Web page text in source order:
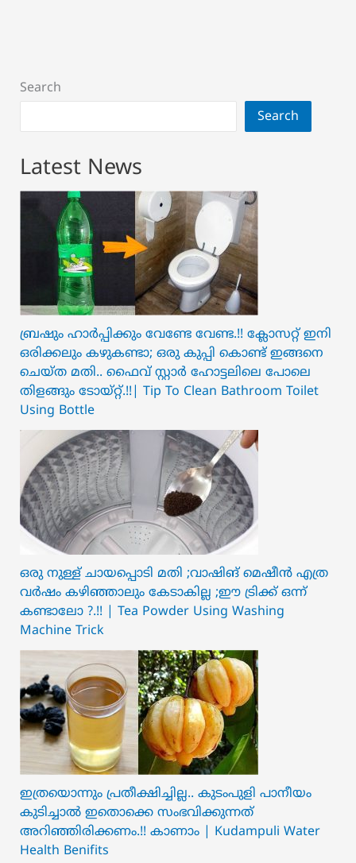
Search
Search
Latest News
ബ്രഷും ഹാർപ്പിക്കും വേണ്ടേ വേണ്ട.!! ക്ലോസറ്റ് ഇനി
ഒരിക്കലും കഴുകണ്ടാ; ഒരു കുപ്പി കൊണ്ട് ഇങ്ങനെ
ചെയ്ത മതി.. ഫൈവ് സ്റ്റാർ ഹോട്ടലിലെ പോലെ
തിളങ്ങും ടോയ്റ്റ്.!!| Tip To Clean Bathroom Toilet
Using Bottle
ഒരു നുള്ള് ചായപ്പൊടി മതി ;വാഷിങ് മെഷീൻ എത്ര
വർഷം കഴിഞ്ഞാലും കേടാകില്ല ;ഈ ട്രിക്ക് ഒന്ന്
കണ്ടാലോ ?.!! | Tea Powder Using Washing
Machine Trick
ഇത്രയൊന്നും പ്രതീക്ഷിച്ചില്ല.. ക‍ു‌ടംപുളി പാനീയം
കുടിച്ചാൽ ഇതൊക്കെ സംഭവിക്കുന്നത്
അറിഞ്ഞിരിക്കണം.!! കാണാം | Kudampuli Water
Health Benifits